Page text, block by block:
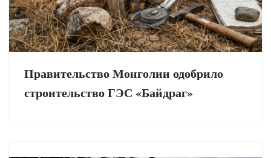
Правительство Монголии одобрило
строительство ГЭС «Байдраг»